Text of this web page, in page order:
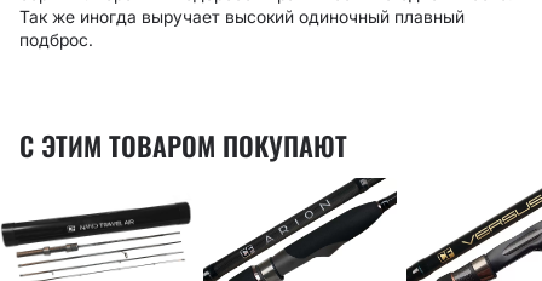
Так же иногда выручает высокий одиночный плавный
подброс.
С ЭТИМ ТОВАРОМ ПОКУПАЮТ